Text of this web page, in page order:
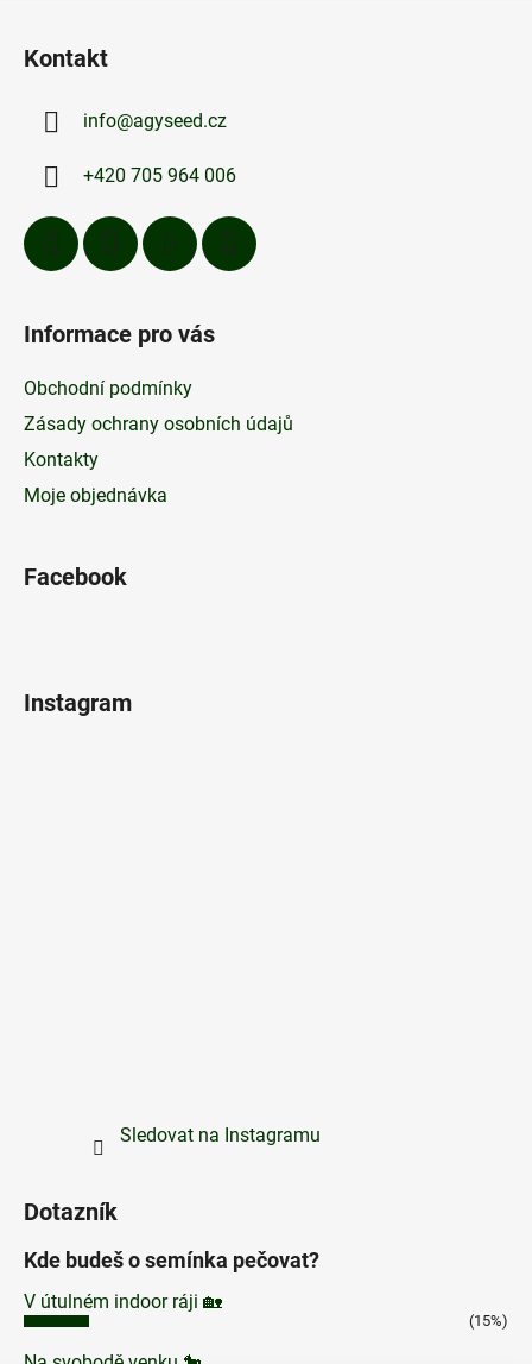
Kontakt
info@agyseed.cz
+420 705 964 006
Informace pro vás
Obchodní podmínky
Zásady ochrany osobních údajů
Kontakty
Moje objednávka
Facebook
Instagram
Sledovat na Instagramu
Dotazník
Kde budeš o semínka pečovat?
V útulném indoor ráji 🏡
(15%)